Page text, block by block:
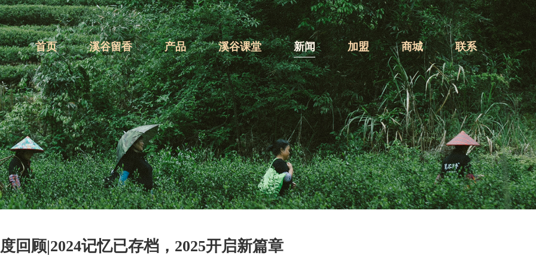
首页 溪谷留香 产品 溪谷课堂 新闻 加盟 商城 联系
回顾|2024记忆已存档，2025开启新篇章